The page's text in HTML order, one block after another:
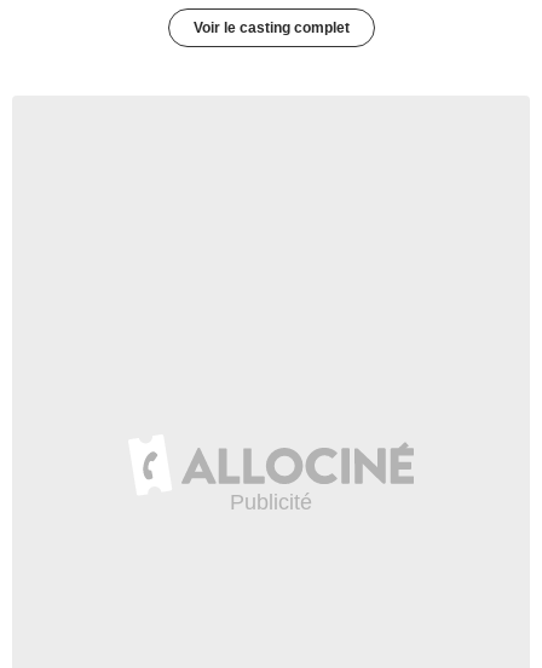
Voir le casting complet